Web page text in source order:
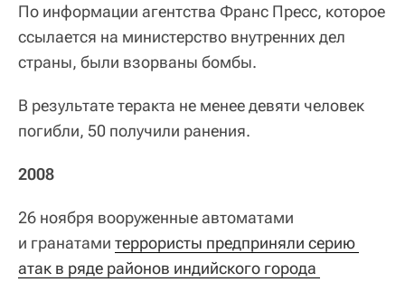
По информации агентства Франс Пресс, которое
ссылается на министерство внутренних дел
страны, были взорваны бомбы.
В результате теракта не менее девяти человек
погибли, 50 получили ранения.
2008
26 ноября вооруженные автоматами
и гранатами террористы предприняли серию
атак в ряде районов индийского города